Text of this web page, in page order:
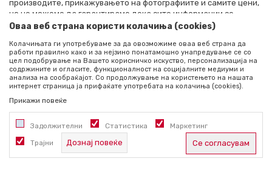
производите, прикажувањето на фотографиите и самите цени,
но не можеме да гарантираме дека сите информации се
комплетни и без грешки. Сите артикли прикажани на сајтот се
секој момент. Расположливоста на производите можете да ја
проверите со повик на +389 76 444 490
©2026 literatura.mk, Изработено одNB SOFT. Сите права
задржани.
Оваа веб страна користи колачиња (cookies)
Колачињата ги употребуваме за да овозможиме оваа веб страна да
работи правилно како и за нејзино понатамошно унапредување се со
цел подобрување на Вашето корисничко искуство, персонализација на
содржините и огласите, функционалност на социјалните медиуми и
анализа на сообраќајот. Со продолжување на користењето на нашата
интернет страница ја прифаќате употребата на колачиња (cookies).
Прикажи повеќе
Задолжителни Статистика Маркетинг
Трајни Дознај повеќе Се согласувам